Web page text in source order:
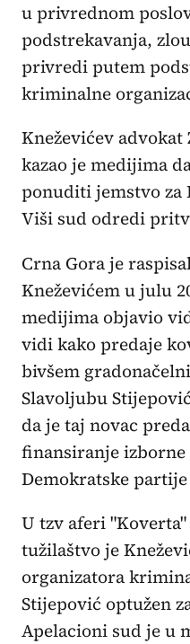
u privrednom
podstrekavanja,
privredi putem
kriminalne
Kneževićev
kazao je medijima
ponuditi jemstvo za
Viši sud odredi
Crna Gora je
Kneževićem u julu
medijima objavio
vidi kako predaje
bivšem
Slavoljubu
da je taj novac
finansiranje izborne
Demokratske partije
U tzv aferi
tužilaštvo je
organizatora
Stijepović optužen
Apelacioni sud je u